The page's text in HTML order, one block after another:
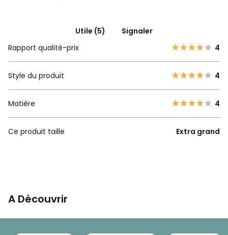
Utile (5)
Signaler
Rapport qualité-prix
4
Style du produit 4
Matière 4
Ce produit taille Extra grand
A Découvrir